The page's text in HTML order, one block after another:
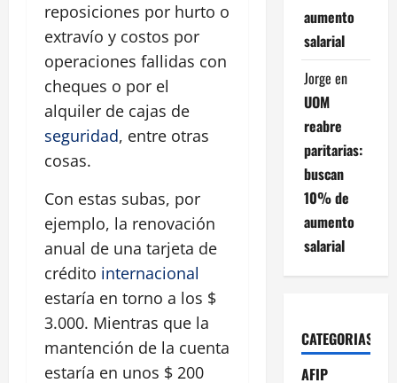
reposiciones por hurto o
extravío y costos por
operaciones fallidas con
cheques o por el
alquiler de cajas de
seguridad, entre otras
cosas.
Con estas subas, por
ejemplo, la renovación
anual de una tarjeta de
crédito internacional
estaría en torno a los $
3.000. Mientras que la
mantención de la cuenta
estaría en unos $ 200
aumento
salarial
Jorge en
UOM
reabre
paritarias:
buscan
10% de
aumento
salarial
CATEGORIAS
AFIP